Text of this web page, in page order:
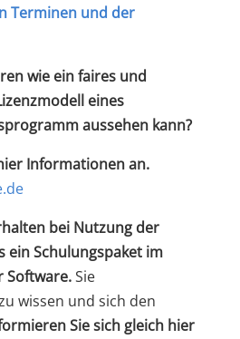
Terminen und der
wie ein faires und
eines
aussehen kann?
Informationen an.
bei Nutzung der
ein Schulungspaket im
Software.Sie
wissen und sich den
Sie sich gleich hier